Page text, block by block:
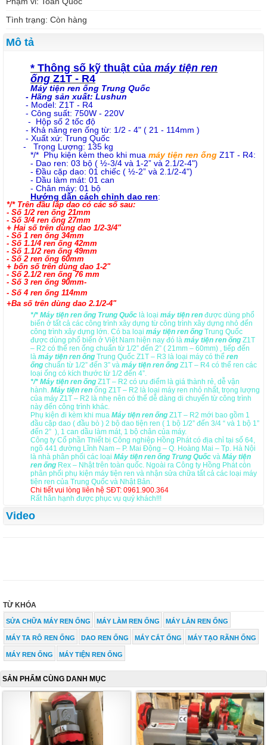
Tình trạng: Còn hàng
Mô tả
* Thông số kỹ thuật của máy tiện ren
ống Z1T - R4
Máy tiện ren ống Trung Quốc
- Hãng sản xuất: Lushun
- Model: Z1T - R4
- Công suất: 750W - 220V
- Hộp số 2 tốc độ
- Khả năng ren ống từ: 1/2 - 4" ( 21 - 114mm )
- Xuất xứ: Trung Quốc
- Trọng Lượng: 135 kg
*/* Phụ kiện kèm theo khi mua máy tiện ren ống Z1T - R4:
- Dao ren: 03 bộ ( ½-3/4 và 1-2” và 2.1/2-4")
- Đầu cặp dao: 01 chiếc ( ½-2” và 2.1/2-4")
- Dầu làm mát: 01 can
- Chân máy: 01 bộ
Hướng dẫn cách chỉnh dao ren:
*/* Trên đầu lắp dao có các số sau:
- Số 1/2 ren ống 21mm
- Số 3/4 ren ống 27mm
+ Hai số trên dùng dao 1/2-3/4"
- Số 1 ren ống 34mm
- Số 1.1/4 ren ống 42mm
- Số 1.1/2 ren ống 49mm
- Số 2 ren ống 60mm
+ bốn số trên dùng dao 1-2"
- Số 2.1/2 ren ống 76 mm
- Số 3 ren ống 90mm-
- Số 4 ren ống 114mm
+Ba số trên dùng dao 2.1/2-4"
*/* Máy tiện ren ống Trung Quốc là loại máy tiện ren được dùng phổ
biến ở tất cả các công trình xây dựng từ công trình xây dựng nhỏ đến
công trình xây dựng lớn. Có ba loại máy tiện ren ống Trung Quốc
được dùng phổ biến ở Việt Nam hiện nay đó là máy tiện ren ống Z1T
– R2 có thể ren ống chuẩn từ 1/2” đến 2” ( 21mm – 60mm) , tiếp đến
là máy tiện ren ống Trung Quốc Z1T – R3 là loại máy có thể ren
ống chuẩn từ 1/2” đến 3” và máy tiện ren ống Z1T – R4 có thể ren các
loại ống có kích thước từ 1/2 đến 4”.
*/* Máy tiện ren ống Z1T – R2 có ưu điểm là giá thành rẻ, dễ vận
hành. Máy tiện ren ống Z1T – R2 là loại máy ren nhỏ nhất, trọng lượng
của máy Z1T – R2 là nhẹ nên có thể dễ dàng di chuyển từ công trình
này đến công trình khác.
Phụ kiện đi kèm khi mua Máy tiện ren ống Z1T – R2 mới bao gồm 1
đầu cặp dao ( đầu bò ) 2 bộ dao tiện ren ( 1 bộ 1/2” đến 3/4 “ và 1 bộ 1”
đến 2” ), 1 can dầu làm mát, 1 bộ chân của máy.
Công ty Cổ phần Thiết bị Công nghiệp Hồng Phát có địa chỉ tại số 64,
ngõ 441 đường Lĩnh Nam – P. Mai Động – Q. Hoàng Mai – Tp. Hà Nội
là nhà phân phối các loại Máy tiện ren ống Trung Quốc và Máy tiện
ren ống Rex – Nhật trên toàn quốc. Ngoài ra Công ty Hồng Phát còn
phân phối phụ kiện máy tiện ren và nhận sửa chữa tất cả các loại máy
tiện ren của Trung Quốc và Nhật Bản.
Chi tiết vui lòng liên hệ SĐT: 0961.900.364
Rất hân hạnh được phục vụ quý khách!!!
Video
TỪ KHÓA
SỬA CHỮA MÁY REN ỐNG MÁY LÀM REN ỐNG MÁY LẮN REN ỐNG
MÁY TA RÔ REN ỐNG DAO REN ỐNG MÁY CẮT ỐNG MÁY TẠO RÃNH ỐNG
MÁY REN ỐNG MÁY TIỆN REN ỐNG
SẢN PHẨM CÙNG DANH MỤC